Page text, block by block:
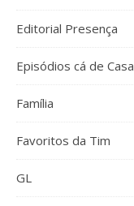
Editorial Presença
Episódios cá de Casa
Família
Favoritos da Tim
GL